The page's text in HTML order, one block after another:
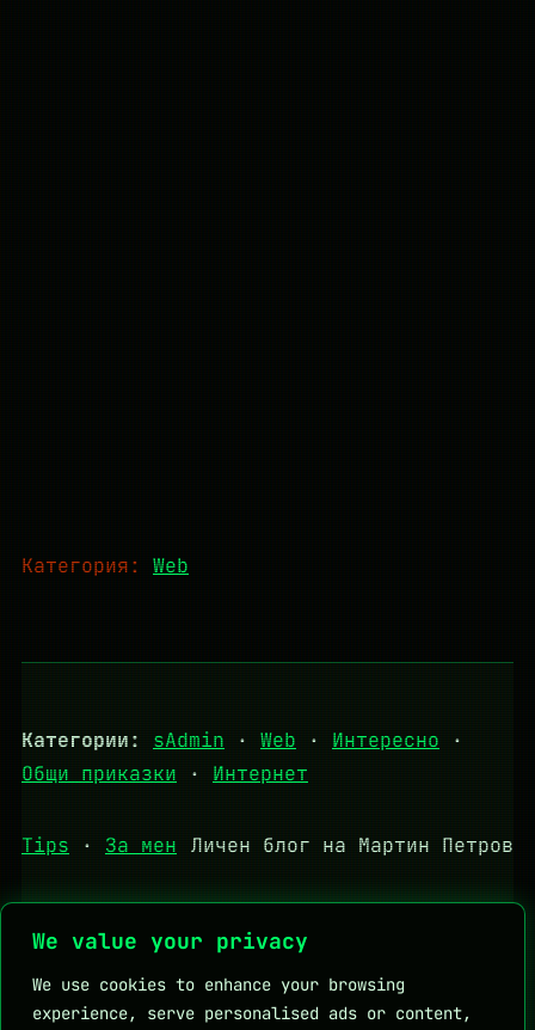
We value your privacy
We use cookies to enhance your browsing
experience, serve personalised ads or content,
Категория: Web
Категории: sAdmin · Web · Интересно ·
Общи приказки · Интернет
Tips · За мен Личен блог на Мартин Петров
Полезни връзки: DHStudio
KapkaMed
Личен блог на Мартин Петров